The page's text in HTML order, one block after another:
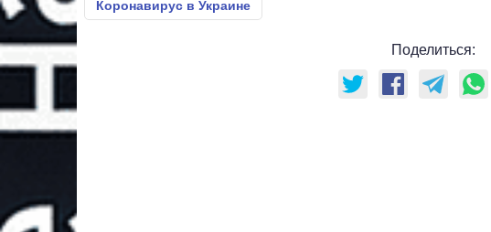
Коронавирус в Украине
Поделиться: